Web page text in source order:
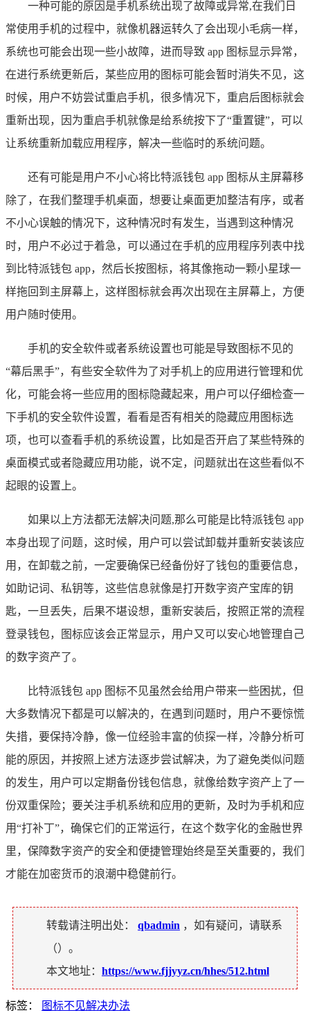
一种可能的原因是手机系统出现了故障或异常,在我们日
常使用手机的过程中，就像机器运转久了会出现小毛病一样，
系统也可能会出现一些小故障，进而导致 app 图标显示异常，
在进行系统更新后，某些应用的图标可能会暂时消失不见，这
时候，用户不妨尝试重启手机，很多情况下，重启后图标就会
重新出现，因为重启手机就像是给系统按下了“重置键”，可以
让系统重新加载应用程序，解决一些临时的系统问题。
还有可能是用户不小心将比特派钱包 app 图标从主屏幕移
除了，在我们整理手机桌面，想要让桌面更加整洁有序，或者
不小心误触的情况下，这种情况时有发生，当遇到这种情况
时，用户不必过于着急，可以通过在手机的应用程序列表中找
到比特派钱包 app，然后长按图标，将其像拖动一颗小星球一
样拖回到主屏幕上，这样图标就会再次出现在主屏幕上，方便
用户随时使用。
手机的安全软件或者系统设置也可能是导致图标不见的
“幕后黑手”，有些安全软件为了对手机上的应用进行管理和优
化，可能会将一些应用的图标隐藏起来，用户可以仔细检查一
下手机的安全软件设置，看看是否有相关的隐藏应用图标选
项，也可以查看手机的系统设置，比如是否开启了某些特殊的
桌面模式或者隐藏应用功能，说不定，问题就出在这些看似不
起眼的设置上。
如果以上方法都无法解决问题,那么可能是比特派钱包 app
本身出现了问题，这时候，用户可以尝试卸载并重新安装该应
用，在卸载之前，一定要确保已经备份好了钱包的重要信息，
如助记词、私钥等，这些信息就像是打开数字资产宝库的钥
匙，一旦丢失，后果不堪设想，重新安装后，按照正常的流程
登录钱包，图标应该会正常显示，用户又可以安心地管理自己
的数字资产了。
比特派钱包 app 图标不见虽然会给用户带来一些困扰，但
大多数情况下都是可以解决的，在遇到问题时，用户不要惊慌
失措，要保持冷静，像一位经验丰富的侦探一样，冷静分析可
能的原因，并按照上述方法逐步尝试解决，为了避免类似问题
的发生，用户可以定期备份钱包信息，就像给数字资产上了一
份双重保险；要关注手机系统和应用的更新，及时为手机和应
用“打补丁”，确保它们的正常运行，在这个数字化的金融世界
里，保障数字资产的安全和便捷管理始终是至关重要的，我们
才能在加密货币的浪潮中稳健前行。
转载请注明出处： qbadmin ，如有疑问，请联系
（）。
本文地址： https://www.fjjyyz.cn/hhes/512.html
标签： 图标不见解决办法